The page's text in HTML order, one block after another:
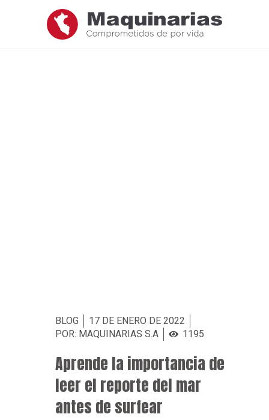
BLOG
17 DE ENERO DE 2022
POR: MAQUINARIAS S.A
1195
Aprende la importancia de
leer el reporte del mar
antes de surfear